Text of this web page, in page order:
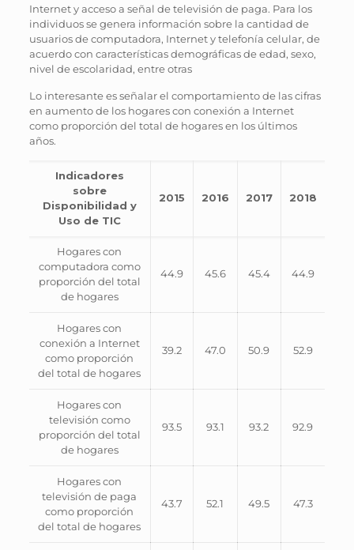
Internet y acceso a señal de televisión de paga. Para los
individuos se genera información sobre la cantidad de
usuarios de computadora, Internet y telefonía celular, de
acuerdo con características demográficas de edad, sexo,
nivel de escolaridad, entre otras
Lo interesante es señalar el comportamiento de las cifras
en aumento de los hogares con conexión a Internet
como proporción del total de hogares en los últimos
años.
Indicadores
sobre
Disponibilidad y
Uso de TIC
2015 2016 2017 2018
Hogares con
computadora como
proporción del total
de hogares
44.9 45.6 45.4 44.9
Hogares con
conexión a Internet
como proporción
del total de hogares
39.2 47.0 50.9 52.9
Hogares con
televisión como
proporción del total
de hogares
93.5 93.1 93.2 92.9
Hogares con
televisión de paga
como proporción
del total de hogares
43.7 52.1 49.5 47.3